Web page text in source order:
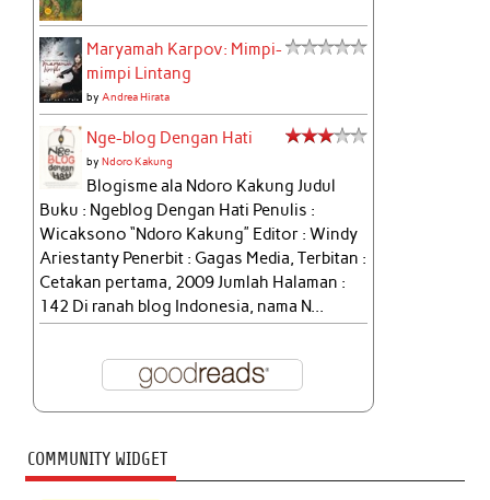
Maryamah Karpov: Mimpi-
mimpi Lintang
byAndrea Hirata
Nge-blog Dengan Hati
byNdoro Kakung
Blogisme ala Ndoro Kakung Judul
Buku : Ngeblog Dengan Hati Penulis :
Wicaksono “Ndoro Kakung” Editor : Windy
Ariestanty Penerbit : Gagas Media, Terbitan :
Cetakan pertama, 2009 Jumlah Halaman :
142 Di ranah blog Indonesia, nama N...
COMMUNITY WIDGET